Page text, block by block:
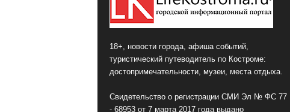
18+, новости города, афиша событий,
туристический путеводитель по Костроме:
достопримечательности, музеи, места отдыха.
Свидетельство о регистрации СМИ Эл № ФС 77
- 68953 от 7 марта 2017 года выдано